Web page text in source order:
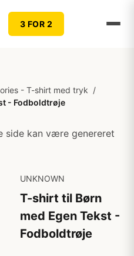
3 FOR 2
- T-shirt med tryk /
- Fodboldtrøje
side kan være genereret
UNKNOWN
T-shirt til Børn
med Egen Tekst -
Fodboldtrøje